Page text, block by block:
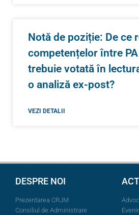
Notă de poziție: De ce
competențelor între
trebuie votată în
o analiză ex-post?
VEZI DETALII
DESPRE NOI
Prezentarea CRJM
Consiliul de Administrare